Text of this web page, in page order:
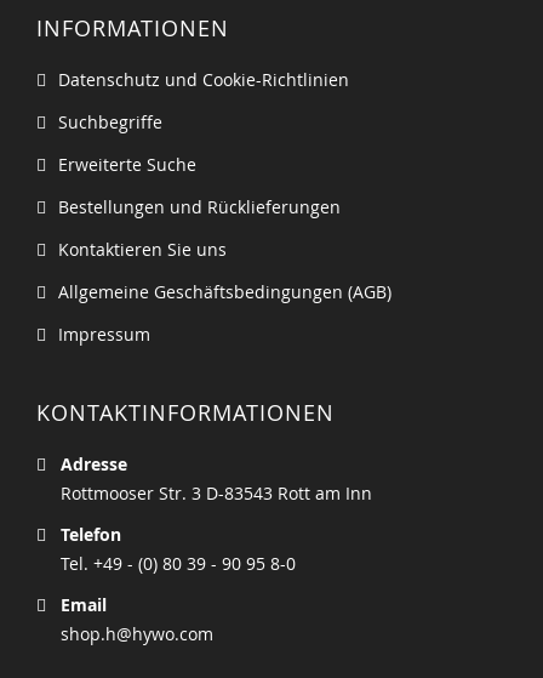
INFORMATIONEN
Datenschutz und Cookie-Richtlinien
Suchbegriffe
Erweiterte Suche
Bestellungen und Rücklieferungen
Kontaktieren Sie uns
Allgemeine Geschäftsbedingungen (AGB)
Impressum
KONTAKTINFORMATIONEN
Adresse
Rottmooser Str. 3 D-83543 Rott am Inn
Telefon
Tel. +49 - (0) 80 39 - 90 95 8-0
Email
shop.h@hywo.com